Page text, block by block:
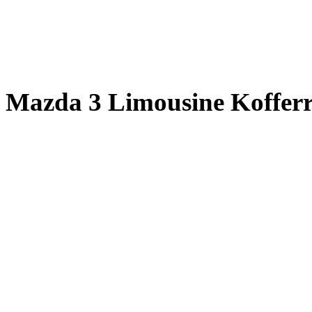
Mazda 3 Limousine